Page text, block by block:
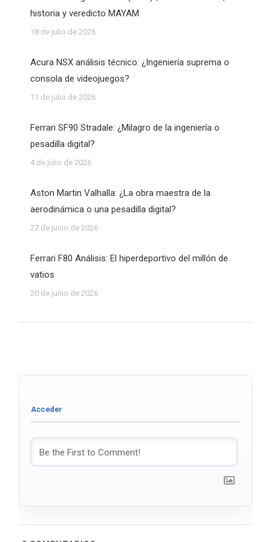
historia y veredicto MAYAM
18 de julio de 2026
Acura NSX análisis técnico: ¿Ingeniería suprema o
consola de videojuegos?
11 de julio de 2026
Ferrari SF90 Stradale: ¿Milagro de la ingeniería o
pesadilla digital?
4 de julio de 2026
Aston Martin Valhalla: ¿La obra maestra de la
aerodinámica o una pesadilla digital?
27 de junio de 2026
Ferrari F80 Análisis: El hiperdeportivo del millón de
vatios
20 de junio de 2026